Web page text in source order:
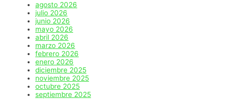
agosto 2026
julio 2026
junio 2026
mayo 2026
abril 2026
marzo 2026
febrero 2026
enero 2026
diciembre 2025
noviembre 2025
octubre 2025
septiembre 2025